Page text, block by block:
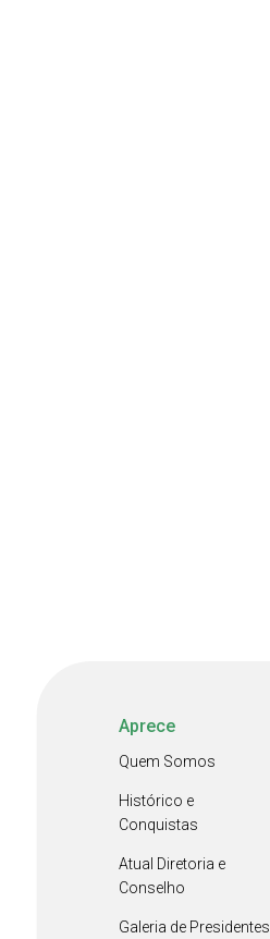
Aprece
Quem Somos
Histórico e
Conquistas
Atual Diretoria e
Conselho
Galeria de Presidentes